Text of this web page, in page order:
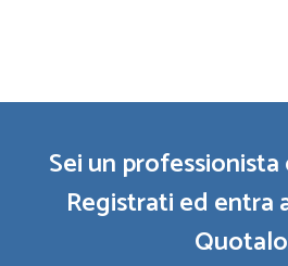
Sei un professionista
Registrati ed entra